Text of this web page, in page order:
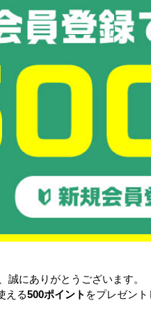
、使わない際は重ねて収納
足で簡単にブレーキ操作がで
なので狭
特徴
にありがとうございます。
える500ポイント をプレゼント